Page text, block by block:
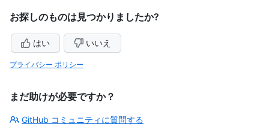
お探しのものは見つかりましたか?
はい いいえ
プライバシー ポリシー
まだ助けが必要ですか？
GitHub コミュニティに質問する